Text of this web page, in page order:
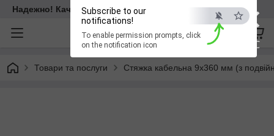
×
ESC
Subscribe to our
notifications!
To enable permission prompts, click
on the notification icon
Надежно! Качественно! Для всех!
Товари та послуги Стяжка кабельна 9x360 мм (з